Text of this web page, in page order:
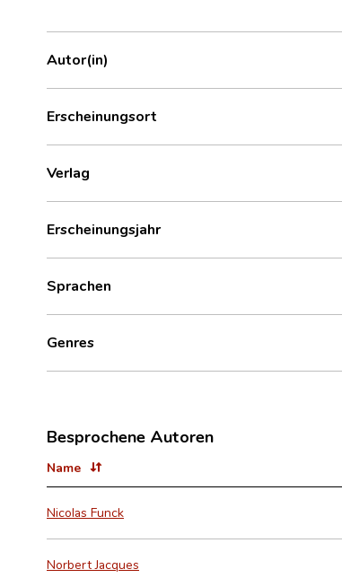
Autor(in)
Erscheinungsort
Verlag
Erscheinungsjahr
Sprachen
Genres
Besprochene Autoren
Name
Nicolas Funck
Norbert Jacques